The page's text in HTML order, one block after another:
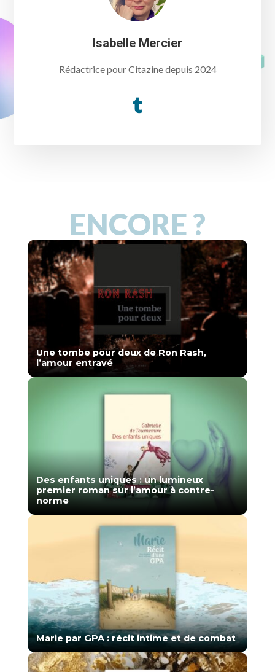
Isabelle Mercier
Rédactrice pour Citazine depuis 2024
ENCORE ?
Une tombe pour deux de Ron Rash,
l’amour entravé
Des enfants uniques : un lumineux
premier roman sur l’amour à contre-
norme
Marie par GPA : récit intime et de combat